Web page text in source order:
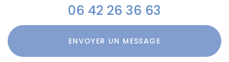
06 42 26 36 63
ENVOYER UN MESSAGE